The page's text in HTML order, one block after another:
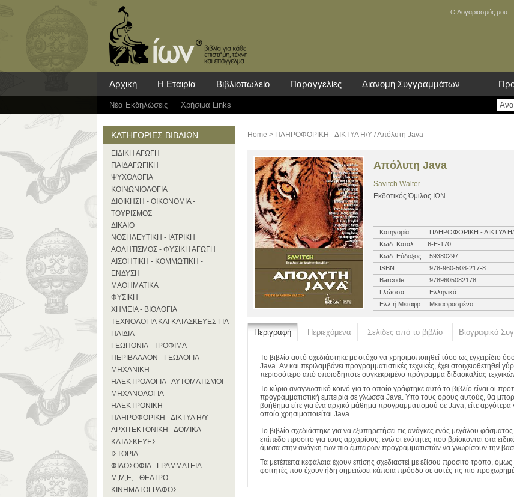
Ο Λογαριασμός μου
Αρχική Η Εταιρία Βιβλιοπωλείο Παραγγελίες Διανομή Συγγραμμάτων
Νέα Eκδηλώσεις Χρήσιμα Links
ΚΑΤΗΓΟΡΙΕΣ ΒΙΒΛΙΩΝ
ΕΙΔΙΚΗ ΑΓΩΓΗ
ΠΑΙΔΑΓΩΓΙΚΗ
ΨΥΧΟΛΟΓΙΑ
ΚΟΙΝΩΝΙΟΛΟΓΙΑ
ΔΙΟΙΚΗΣΗ - ΟΙΚΟΝΟΜΙΑ -
ΤΟΥΡΙΣΜΟΣ
ΔΙΚΑΙΟ
ΝΟΣΗΛΕΥΤΙΚΗ - ΙΑΤΡΙΚΗ
ΑΘΛΗΤΙΣΜΟΣ - ΦΥΣΙΚΗ ΑΓΩΓΗ
ΑΙΣΘΗΤΙΚΗ - ΚΟΜΜΩΤΙΚΗ -
ΕΝΔΥΣΗ
ΜΑΘΗΜΑΤΙΚΑ
ΦΥΣΙΚΗ
ΧΗΜΕΙΑ - ΒΙΟΛΟΓΙΑ
ΤΕΧΝΟΛΟΓΙΑ ΚΑΙ ΚΑΤΑΣΚΕΥΕΣ ΓΙΑ
ΠΑΙΔΙΑ
ΓΕΩΠΟΝΙΑ - ΤΡΟΦΙΜΑ
ΠΕΡΙΒΑΛΛΟΝ - ΓΕΩΛΟΓΙΑ
ΜΗΧΑΝΙΚΗ
ΗΛΕΚΤΡΟΛΟΓΙΑ - ΑΥΤΟΜΑΤΙΣΜΟΙ
ΜΗΧΑΝΟΛΟΓΙΑ
ΗΛΕΚΤΡΟΝΙΚΗ
ΠΛΗΡΟΦΟΡΙΚΗ - ΔΙΚΤΥΑ Η/Υ
ΑΡΧΙΤΕΚΤΟΝΙΚΗ - ΔΟΜΙΚΑ -
ΚΑΤΑΣΚΕΥΕΣ
ΙΣΤΟΡΙΑ
ΦΙΛΟΣΟΦΙΑ - ΓΡΑΜΜΑΤΕΙΑ
Μ,Μ,Ε, - ΘΕΑΤΡΟ -
ΚΙΝΗΜΑΤΟΓΡΑΦΟΣ
Home > ΠΛΗΡΟΦΟΡΙΚΗ - ΔΙΚΤΥΑ Η/Υ / Απόλυτη Java
Απόλυτη Java
Savitch Walter
Eκδοτικός Όμιλος ΙΩΝ
Κατηγορία ΠΛΗΡΟΦΟΡΙΚΗ - ΔΙΚΤΥΑ
Κωδ. Καταλ.
6-E-170
Κωδ. Εύδοξος
59380297
ISBN
978-960-508-217-8
Barcode
9789605082178
Γλώσσα
Ελληνικά
Ελλ.ή Μεταφρ.
Μεταφρασμένο
Περιγραφή Περιεχόμενα Σελίδες από το βιβλίο Βιογραφικό
Το βιβλίο αυτό σχεδιάστηκε με στόχο να χρησιμοποιηθεί τόσο ως
Java. Αν και περιλαμβάνει προγραμματιστικές τεχνικές, έχει
περισσότερο από οποιοδήποτε συγκεκριμένο πρόγραμμα διδασκαλίας
Το κύριο αναγνωστικό κοινό για το οποίο γράφτηκε αυτό το βιβλίο είναι οι
προγραμματιστική εμπειρία σε γλώσσα Java. Υπό τους όρους αυτούς, θα
βοήθημα είτε για ένα αρχικό μάθημα προγραμματισμού σε Java, είτε
οποίο χρησιμοποιείται Java.
Το βιβλίο σχεδιάστηκε για να εξυπηρετήσει τις ανάγκες ενός μεγάλου
επίπεδο προσιτό για τους αρχαρίους, ενώ οι ενότητες που βρίσκονται στα
άμεσα στην ανάγκη των πιο έμπειρων προγραμματιστών να γνωρίσουν την
Τα μετέπειτα κεφάλαια έχουν επίσης σχεδιαστεί με εξίσου προσιτό τρόπο,
φοιτητές που έχουν ήδη σημειώσει κάποια πρόοδο σε αυτές τις πιο